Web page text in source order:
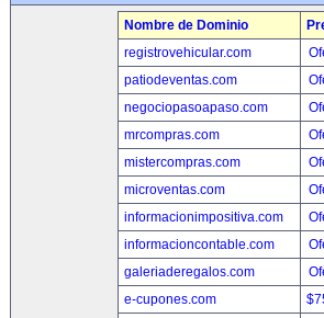
Nombre de Dominio
registrovehicular.com
patiodeventas.com
negociopasoapaso.com
mrcompras.com
mistercompras.com
microventas.com
informacionimpositiva.com
informacioncontable.com
galeriaderegalos.com
e-cupones.com